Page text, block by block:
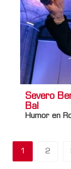
Severo
Bal
Humor en
1 2